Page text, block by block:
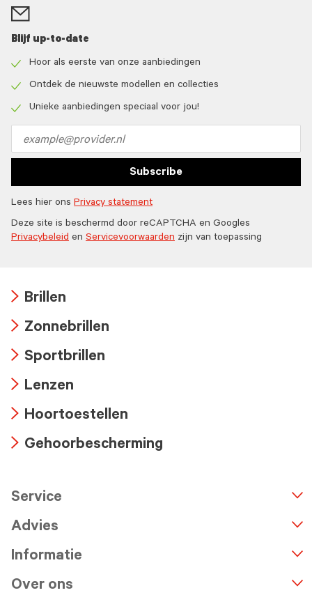
Blijf up-to-date
icon
Hoor als eerste van onze aanbiedingen
icon
Ontdek de nieuwste modellen en collecties
Unieke aanbiedingen speciaal voor jou!
address
Subscribe
Lees hier ons Privacy statement
Deze site is beschermd door reCAPTCHA en Googles
Privacybeleid en Servicevoorwaarden zijn van toepassing
icon
Brillen
icon
Zonnebrillen
icon
Sportbrillen
icon
Lenzen
icon
Hoortoestellen
Gehoorbescherming
Service
Advies
Informatie
Over ons